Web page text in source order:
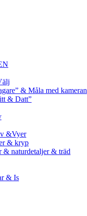
& Måla med kameran
& Datt”
&Vyer
& kryp
naturdetaljer & träd
& Is